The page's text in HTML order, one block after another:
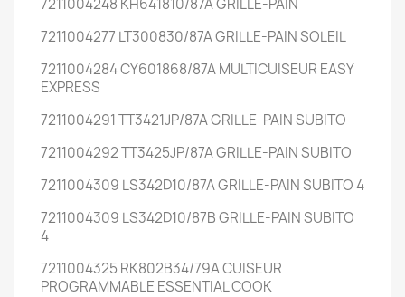
7211004248 KH641810/87A GRILLE-PAIN
7211004277 LT300830/87A GRILLE-PAIN SOLEIL
7211004284 CY601868/87A MULTICUISEUR EASY
EXPRESS
7211004291 TT3421JP/87A GRILLE-PAIN SUBITO
7211004292 TT3425JP/87A GRILLE-PAIN SUBITO
7211004309 LS342D10/87A GRILLE-PAIN SUBITO 4
7211004309 LS342D10/87B GRILLE-PAIN SUBITO
4
7211004325 RK802B34/79A CUISEUR
PROGRAMMABLE ESSENTIAL COOK